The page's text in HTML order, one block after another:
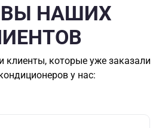
НАШИХ
клиенты, которые уже заказали
у нас: